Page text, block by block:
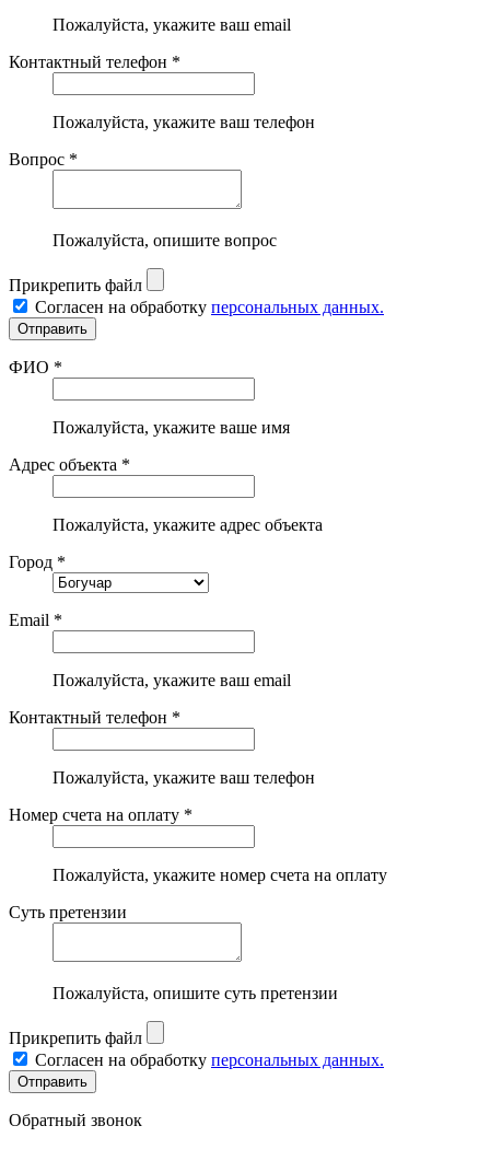
Пожалуйста, укажите ваш email
Контактный телефон *
Пожалуйста, укажите ваш телефон
Вопрос *
Пожалуйста, опишите вопрос
Прикрепить файл
Согласен на обработку персональных данных.
ФИО *
Пожалуйста, укажите ваше имя
Адрес объекта *
Пожалуйста, укажите адрес объекта
Город *
Email *
Пожалуйста, укажите ваш email
Контактный телефон *
Пожалуйста, укажите ваш телефон
Номер счета на оплату *
Пожалуйста, укажите номер счета на оплату
Суть претензии
Пожалуйста, опишите суть претензии
Прикрепить файл
Согласен на обработку персональных данных.
Обратный звонок